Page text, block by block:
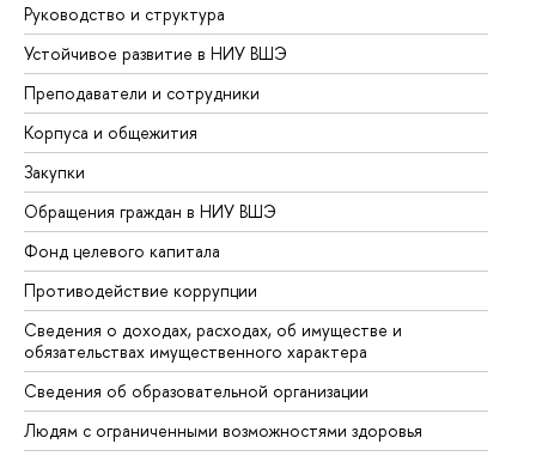
Руководство и структура
Устойчивое развитие в НИУ ВШЭ
Преподаватели и сотрудники
Корпуса и общежития
Закупки
Обращения граждан в НИУ ВШЭ
Фонд целевого капитала
Противодействие коррупции
Сведения о доходах, расходах, об имуществе и
обязательствах имущественного характера
Сведения об образовательной организации
Людям с ограниченными возможностями здоровья